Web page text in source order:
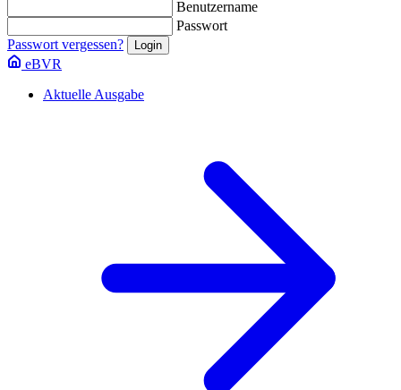
Benutzername
Passwort
Passwort vergessen?
eBVR
Aktuelle Ausgabe